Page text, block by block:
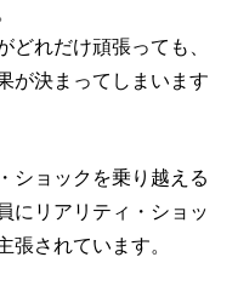
どれだけ頑張っても、
が決まってしまいます
ショックを乗り越える
にリアリティ・ショッ
張されています。